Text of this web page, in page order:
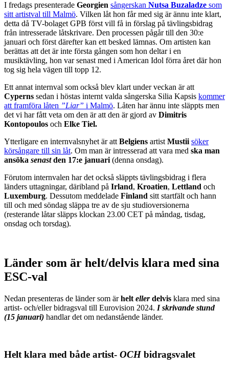
I fredags presenterade Georgien sångerskan Nutsa Buzaladze som
sitt artistval till Malmö. Vilken låt hon får med sig är ännu inte klart,
detta då TV-bolaget GPB först vill få in förslag på tävlingsbidrag
från intresserade låtskrivare. Den processen pågår till den 30:e
januari och först därefter kan ett besked lämnas. Om artisten kan
berättas att det är inte första gången som hon deltar i en
musiktävling, hon var senast med i American Idol förra året där hon
tog sig hela vägen till topp 12.
Ett annat internval som också blev klart under veckan är att
Cyperns sedan i höstas internt valda sångerska Silia Kapsis kommer
att framföra låten ”Liar” i Malmö. Låten har ännu inte släppts men
det vi har fått veta om den är att den är gjord av Dimitris
Kontopoulos och Elke Tiel.
Ytterligare en internvalsnyhet är att Belgiens artist Mustii söker
körsångare till sin låt. Om man är intresserad att vara med ska man
ansöka senastden 17:e januari (denna onsdag).
Förutom internvalen har det också släppts tävlingsbidrag i flera
länders uttagningar, däribland på Irland, Kroatien, Lettland och
Luxemburg. Dessutom meddelade Finland sitt startfält och hann
till och med söndag släppa tre av de sju studioversionerna
(resterande låtar släpps klockan 23.00 CET på måndag, tisdag,
onsdag och torsdag).
Länder som är helt/delvis klara med sina
ESC-val
Nedan presenteras de länder som ärhelt ellerdelvis klara med sina
artist- och/eller bidragsval till Eurovision 2024. I skrivande stund
(15 januari) handlar det om nedanstående länder.
Helt klara med både artist- OCHbidragsvalet